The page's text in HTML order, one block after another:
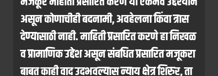
असून कोणाचीही बदनामी, अवहेलना किंवा त्रास
देण्यासाठी नाही. माहिती प्रसारित करणे हा निखळ
व प्रामाणिक उद्देश असून संबधित प्रसारित मजूकरा
बाबत काही वाद उदभवल्यास न्याय क्षेत्र शिरुर, ता